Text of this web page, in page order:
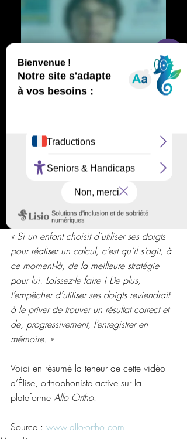
« Si un enfant choisit d’utiliser ses doigts
pour réaliser un calcul, c’est qu’il s’agit, à
ce moment-là, de la meilleure stratégie
pour lui. Laissez-le faire ! De plus,
l’empêcher d’utiliser ses doigts reviendrait
à le priver de trouver un résultat correct et
de, progressivement, l’enregistrer en
mémoire. »
Voici en résumé la teneur de cette vidéo
d’Élise, orthophoniste active sur la
plateforme Allo Ortho.
Source : www.allo-ortho.com